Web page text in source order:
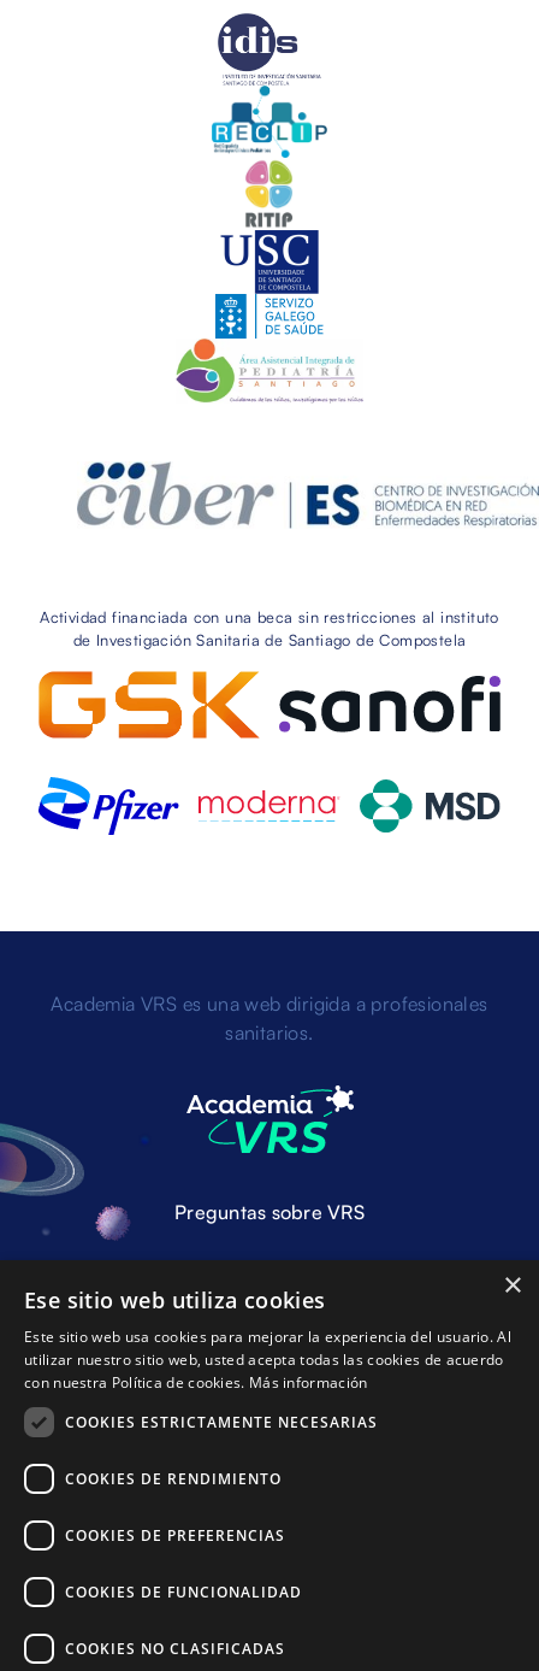
Actividad financiada con una beca sin restricciones al instituto
de Investigación Sanitaria de Santiago de Compostela
Academia VRS es una web dirigida a profesionales
sanitarios.
Preguntas sobre VRS
Hablando de VRS
Triturando la literatura
Sobre VRS
×
Ese sitio web utiliza cookies
Este sitio web usa cookies para mejorar la experiencia del usuario. Al
utilizar nuestro sitio web, usted acepta todas las cookies de acuerdo
con nuestra Política de cookies. Más información
COOKIES ESTRICTAMENTE NECESARIAS
COOKIES DE RENDIMIENTO
COOKIES DE PREFERENCIAS
COOKIES DE FUNCIONALIDAD
COOKIES NO CLASIFICADAS